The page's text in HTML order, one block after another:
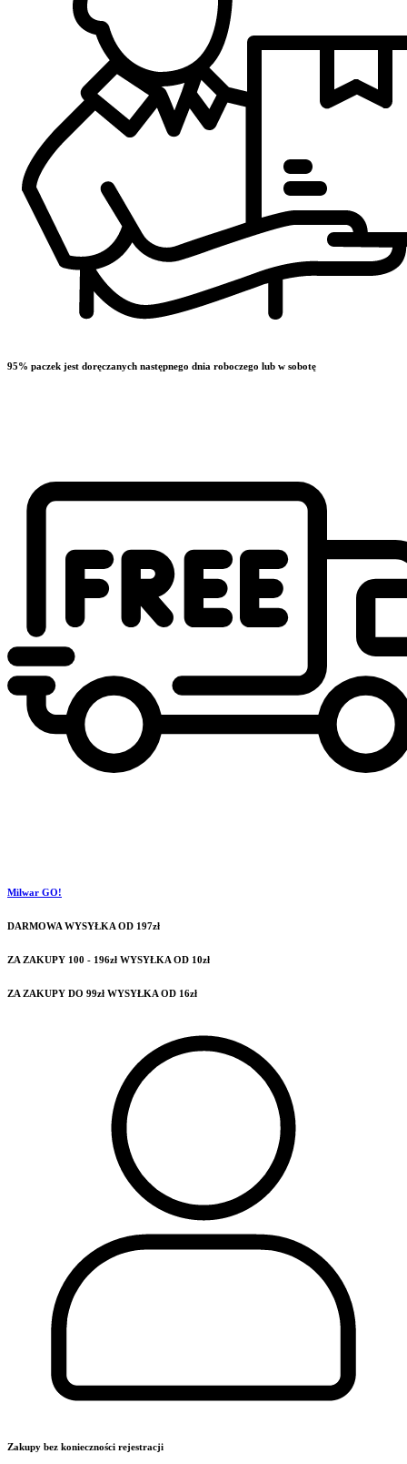
95% paczek jest doręczanych następnego dnia roboczego lub w sobotę
Milwar GO!
DARMOWA WYSYŁKA OD 197zł
ZA ZAKUPY 100 - 196zł WYSYŁKA OD 10zł
ZA ZAKUPY DO 99zł WYSYŁKA OD 16zł
Zakupy bez konieczności rejestracji